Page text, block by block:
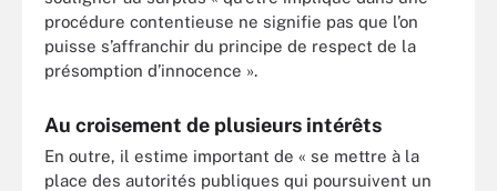
procédure contentieuse ne signifie pas que l’on
puisse s’affranchir du principe de respect de la
présomption d’innocence ».
Au croisement de plusieurs intérêts
En outre, il estime important de « se mettre à la
place des autorités publiques qui poursuivent un